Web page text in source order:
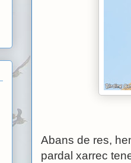
Abans de res,
pardal xarrec